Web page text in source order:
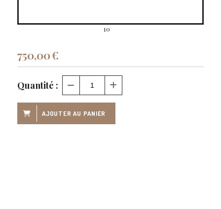
10
750,00€
Quantité :
AJOUTER AU PANIER